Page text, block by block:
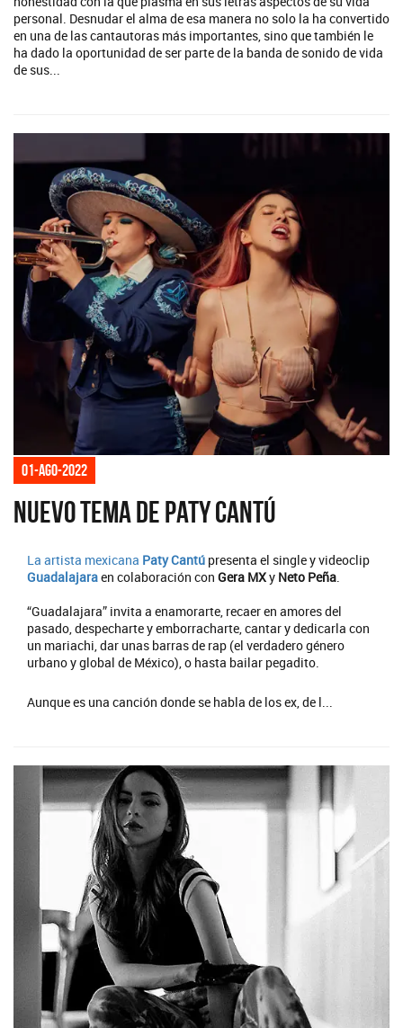
personal. Desnudar el alma de esa manera no solo la ha convertido
en una de las cantautoras más importantes, sino que también le
ha dado la oportunidad de ser parte de la banda de sonido de vida
de sus...
01-ago-2022
Nuevo tema de Paty Cantú
La artista mexicana Paty Cantú presenta el single y videoclip
Guadalajaraen colaboración con Gera MXy Neto Peña
“Guadalajara” invita a enamorarte, recaer en amores del
pasado, despecharte y emborracharte, cantar y dedicarla con
un mariachi, dar unas barras de rap (el verdadero género
urbano y global de México), o hasta bailar pegadito.
Aunque es una canción donde se habla de los ex, de l...